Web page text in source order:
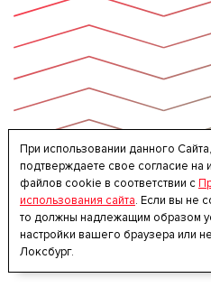
При использовании данного
подтверждаете свое согласие на
файлов cookie в соответствии с
использования сайта. Если вы не
то должны надлежащим образом
настройки вашего браузера или
Локсбург.